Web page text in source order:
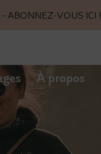
ABONNEZ-VOUS ICI !
À propos